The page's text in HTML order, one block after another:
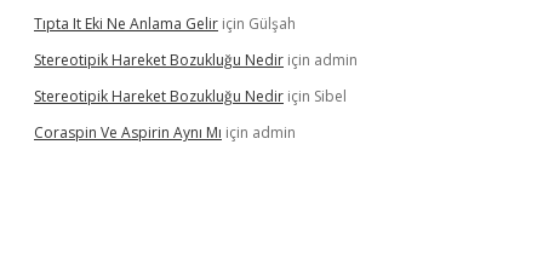
Tıpta It Eki Ne Anlama Gelir için Gülşah
Stereotipik Hareket Bozukluğu Nedir için admin
Stereotipik Hareket Bozukluğu Nedir için Sibel
Coraspin Ve Aspirin Aynı Mı için admin